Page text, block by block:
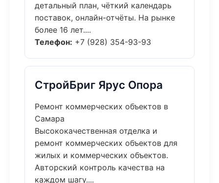
детальный план, чёткий календарь
поставок, онлайн-отчёты. На рынке
более 16 лет....
Телефон: +7 (928) 354-93-93
СтройБриг Ярус Опора
Ремонт коммерческих объектов в
Самара
Высококачественная отделка и
ремонт коммерческих объектов для
жилых и коммерческих объектов.
Авторский контроль качества на
каждом шагу....